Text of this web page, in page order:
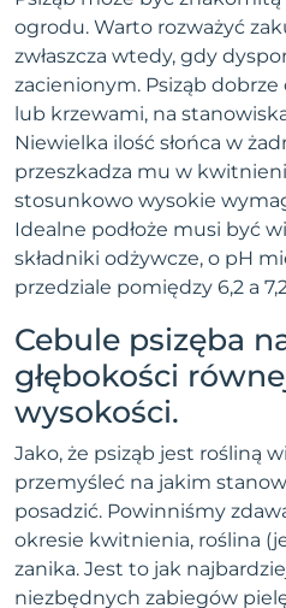
ogrodu. Warto rozważyć
zwłaszcza wtedy, gdy
zacienionym. Psiząb
lub krzewami, na
Niewielka ilość słońca w
przeszkadza mu w
stosunkowo wysokie
Idealne podłoże musi być
składniki odżywcze, o pH
przedziale pomiędzy 6,2 a
Cebule psizęba
głębokości
wysokości.
Jako, że psiząb jest rośliną
przemyśleć na jakim
posadzić. Powinniśmy
okresie kwitnienia, roślina
zanika. Jest to jak
niezbędnych zabiegów